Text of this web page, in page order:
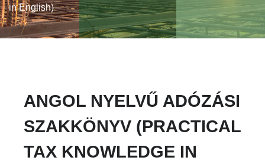
in English)
ANGOL NYELVŰ ADÓZÁSI
SZAKKÖNYV (PRACTICAL
TAX KNOWLEDGE IN